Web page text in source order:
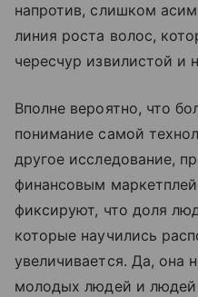
напротив, слишком
линия роста волос,
чересчур извилистой и
Вполне вероятно, что
понимание самой
другое исследование,
финансовым
фиксируют, что доля
которые научились
увеличивается. Да, она
молодых людей и людей